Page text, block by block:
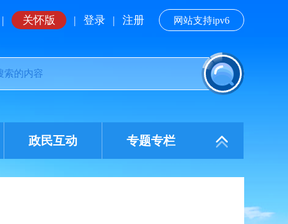
| 关怀版 | 登录 | 注册 网站支持ipv6
政民互动 专题专栏